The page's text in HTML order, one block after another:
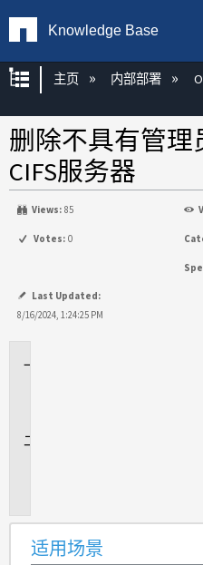
Knowledge Base
扩展/隐缩全局层次
主页 内部部署
删除不具有管理
CIFS服务器
Views: 85
Votes: 0
Last Updated:
8/16/2024, 1:24:25 PM
适用场景